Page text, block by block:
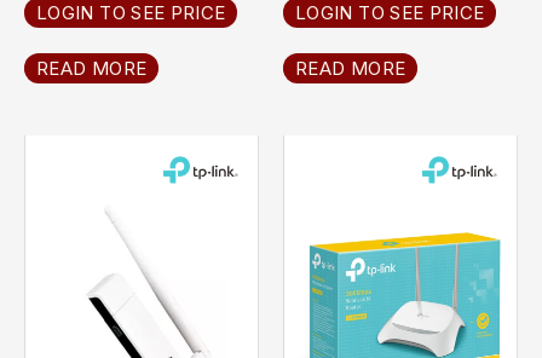
LOGIN TO SEE PRICE
READ MORE
LOGIN TO SEE PRICE
READ MORE